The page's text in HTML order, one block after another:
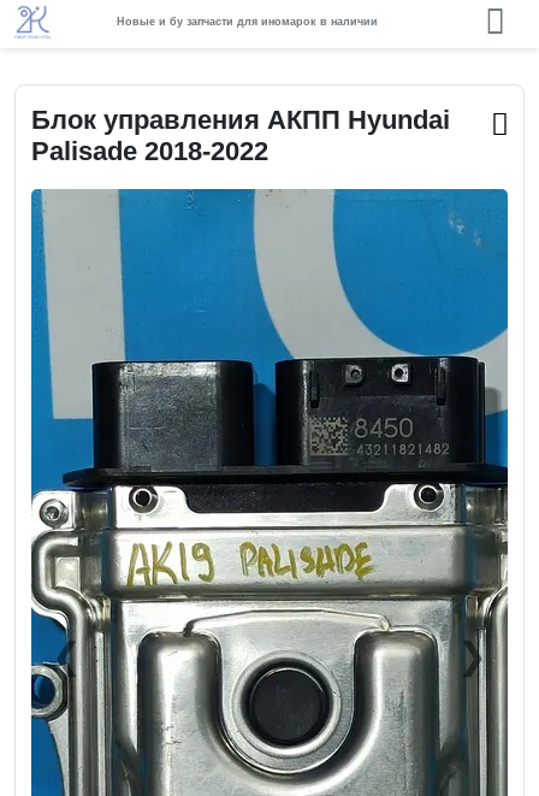
Новые и бу запчасти для иномарок в наличии
Блок управления АКПП Hyundai
Palisade 2018-2022
❮Previous ❯
Next